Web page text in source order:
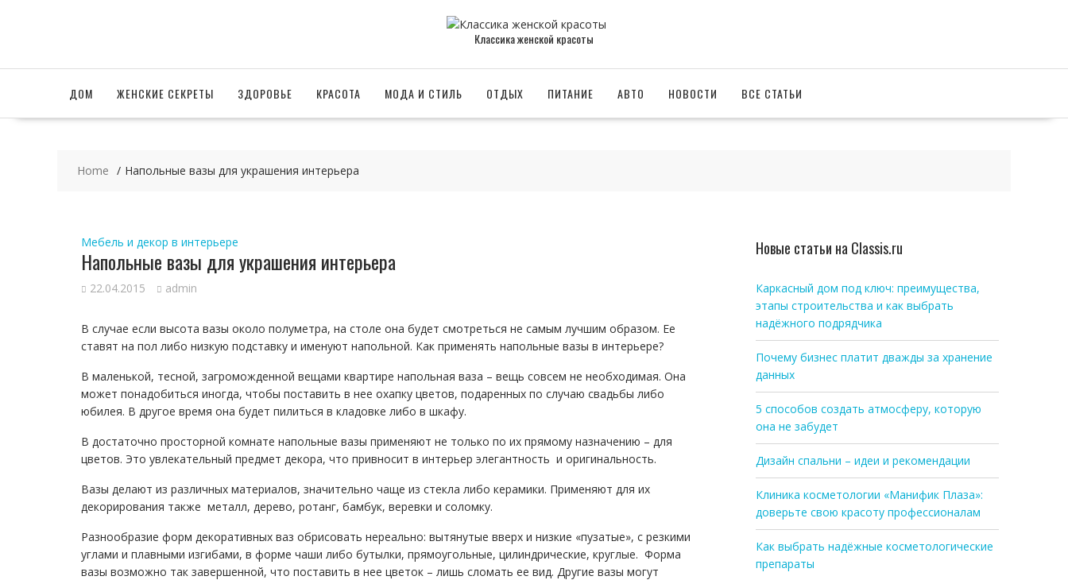
Классика женской красоты
ДОМ ЖЕНСКИЕ СЕКРЕТЫ ЗДОРОВЬЕ КРАСОТА МОДА И СТИЛЬ ОТДЫХ ПИТАНИЕ АВТО НОВОСТИ ВСЕ СТАТЬИ
Home Напольные вазы для украшения интерьера
Мебель и декор в интерьере
Напольные вазы для украшения интерьера
22.04.2015 admin
В случае если высота вазы около полуметра, на столе она будет смотреться не самым лучшим образом. Ее
ставят на пол либо низкую подставку и именуют напольной. Как применять напольные вазы в интерьере?
В маленькой, тесной, загроможденной вещами квартире напольная ваза – вещь совсем не необходимая. Она
может понадобиться иногда, чтобы поставить в нее охапку цветов, подаренных по случаю свадьбы либо
юбилея. В другое время она будет пилиться в кладовке либо в шкафу.
В достаточно просторной комнате напольные вазы применяют не только по их прямому назначению – для
цветов. Это увлекательный предмет декора, что привносит в интерьер элегантность и оригинальность.
Вазы делают из различных материалов, значительно чаще из стекла либо керамики. Применяют для их
декорирования также металл, дерево, ротанг, бамбук, веревки и соломку.
Разнообразие форм декоративных ваз обрисовать нереально: вытянутые вверх и низкие «пузатые», с резкими
углами и плавными изгибами, в форме чаши либо бутылки, прямоугольные, цилиндрические, круглые. Форма
вазы возможно так завершенной, что поставить в нее цветок – лишь сломать ее вид. Другие вазы могут
Новые статьи на Classis.ru
Каркасный дом под ключ: преимущества,
этапы строительства и как выбрать
надёжного подрядчика
Почему бизнес платит дважды за хранение
данных
5 способов создать атмосферу, которую
она не забудет
Дизайн спальни – идеи и рекомендации
Клиника косметологии «Манифик Плаза»:
доверьте свою красоту профессионалам
Как выбрать надёжные косметологические
препараты